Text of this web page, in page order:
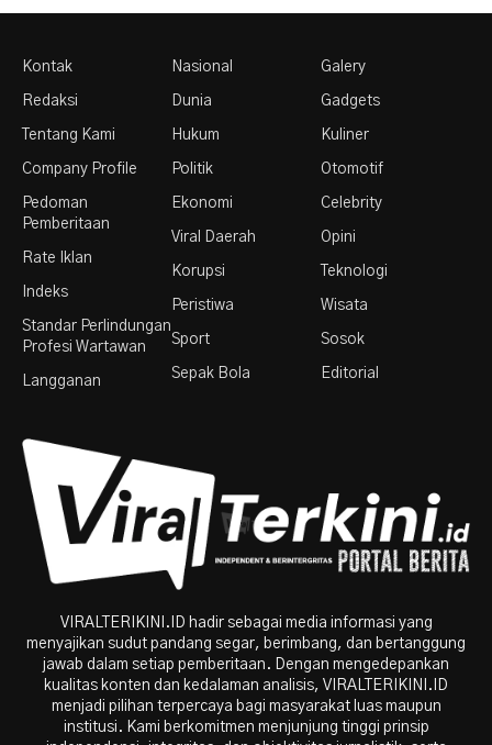
Kontak
Redaksi
Tentang Kami
Company Profile
Pedoman
Pemberitaan
Rate Iklan
Indeks
Standar Perlindungan
Profesi Wartawan
Langganan
Nasional
Dunia
Hukum
Politik
Ekonomi
Viral Daerah
Korupsi
Peristiwa
Sport
Sepak Bola
Galery
Gadgets
Kuliner
Otomotif
Celebrity
Opini
Teknologi
Wisata
Sosok
Editorial
VIRALTERIKINI.ID hadir sebagai media informasi yang
menyajikan sudut pandang segar, berimbang, dan bertanggung
jawab dalam setiap pemberitaan. Dengan mengedepankan
kualitas konten dan kedalaman analisis, VIRALTERIKINI.ID
menjadi pilihan terpercaya bagi masyarakat luas maupun
institusi. Kami berkomitmen menjunjung tinggi prinsip